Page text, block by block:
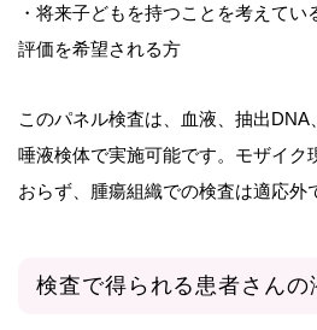
・将来子どもを持つことを考えてい
評価を希望される方
このパネル検査は、血液、抽出
唾液検体で実施可能です。モザイク
おらず、腫瘍組織での検査は適応外
検査で得られる患者さんの